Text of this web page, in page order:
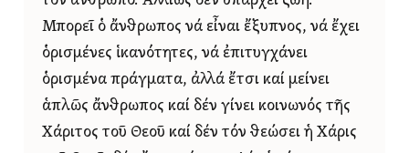
Μπορεῖ ὁ ἄνθρωπος νά εἶναι ἔξυπνος, νά ἔχει
ὁρισμένες ἱκανότητες, νά ἐπιτυγχάνει
ὁρισμένα πράγματα, ἀλλά ἔτσι καί μείνει
ἁπλῶς ἄνθρωπος καί δέν γίνει κοινωνός τῆς
Χάριτος τοῦ Θεοῦ καί δέν τόν θεώσει ἡ Χάρις